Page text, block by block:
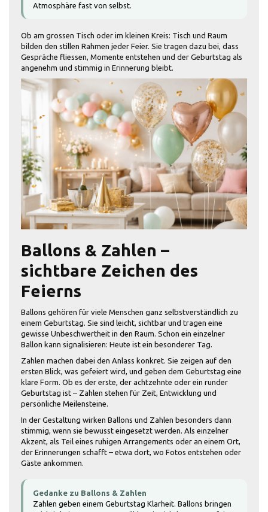
Atmosphäre fast von selbst.
Ob am grossen Tisch oder im kleinen Kreis: Tisch und Raum
bilden den stillen Rahmen jeder Feier. Sie tragen dazu bei, dass
Gespräche fliessen, Momente entstehen und der Geburtstag als
angenehm und stimmig in Erinnerung bleibt.
Ballons & Zahlen –
sichtbare Zeichen des
Feierns
Ballons gehören für viele Menschen ganz selbstverständlich zu
einem Geburtstag. Sie sind leicht, sichtbar und tragen eine
gewisse Unbeschwertheit in den Raum. Schon ein einzelner
Ballon kann signalisieren: Heute ist ein besonderer Tag.
Zahlen machen dabei den Anlass konkret. Sie zeigen auf den
ersten Blick, was gefeiert wird, und geben dem Geburtstag eine
klare Form. Ob es der erste, der achtzehnte oder ein runder
Geburtstag ist – Zahlen stehen für Zeit, Entwicklung und
persönliche Meilensteine.
In der Gestaltung wirken Ballons und Zahlen besonders dann
stimmig, wenn sie bewusst eingesetzt werden. Als einzelner
Akzent, als Teil eines ruhigen Arrangements oder an einem Ort,
der Erinnerungen schafft – etwa dort, wo Fotos entstehen oder
Gäste ankommen.
Gedanke zu Ballons & Zahlen
Zahlen geben einem Geburtstag Klarheit. Ballons bringen